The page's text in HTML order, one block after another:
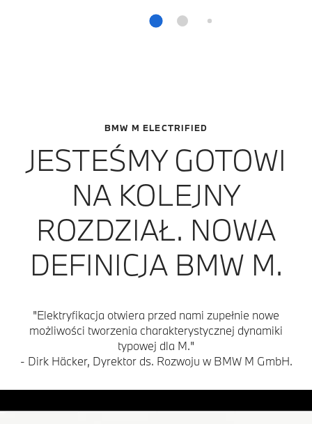
BMW M ELECTRIFIED
JESTEŚMY GOTOWI
NA KOLEJNY
ROZDZIAŁ. NOWA
DEFINICJA BMW M.
"Elektryfikacja otwiera przed nami zupełnie nowe
możliwości tworzenia charakterystycznej dynamiki
typowej dla M."
- Dirk Häcker, Dyrektor ds. Rozwoju w BMW M GmbH.